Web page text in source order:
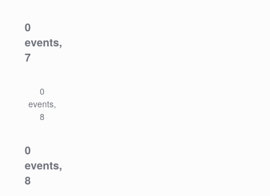
0
events,
7
0
events,
8
0
events,
8